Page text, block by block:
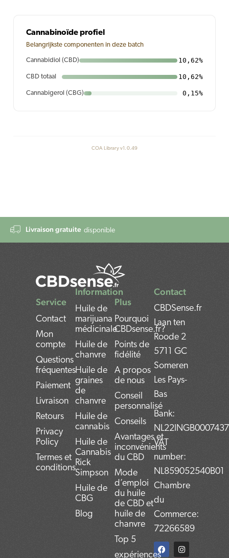
Cannabinoïde profiel
Belangrijkste componenten in deze batch
Cannabidiol (CBD) 10,62%
CBD totaal 10,62%
Cannabigerol (CBG) 0,15%
COA Library v1.0.49
Livraison gratuite disponible
Contact
CBDSense.fr
Laan ten
Roode 2
5711 GC
Someren
Les Pays-
Bas
Bank:
VAT
number:
NL859052540B01
Chambre
du
Commerce:
72266589
F
a
I
n
T
w
P
i
L
i
Service
Contact
Mon
compte
Questions
fréquentes
Paiement
Livraison
Retours
Privacy
Policy
Termes et
conditions
Information
Huile de
marijuana
médicinale
Huile de
chanvre
Huile de
graines
de
chanvre
Huile de
cannabis
Huile de
Cannabis
Rick
Simpson
Huile de
CBG
Blog
Plus
Pourquoi
CBDsense.fr?
Points de
fidélité
A propos
de nous
Conseil
personnalisé
Conseils
Avantages et
inconvénients
du CBD
Mode
d’emploi
du huile
de CBD et
huile de
chanvre
Top 5
expériences